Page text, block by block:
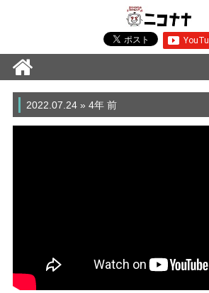
2022.07.24 » 4年 前